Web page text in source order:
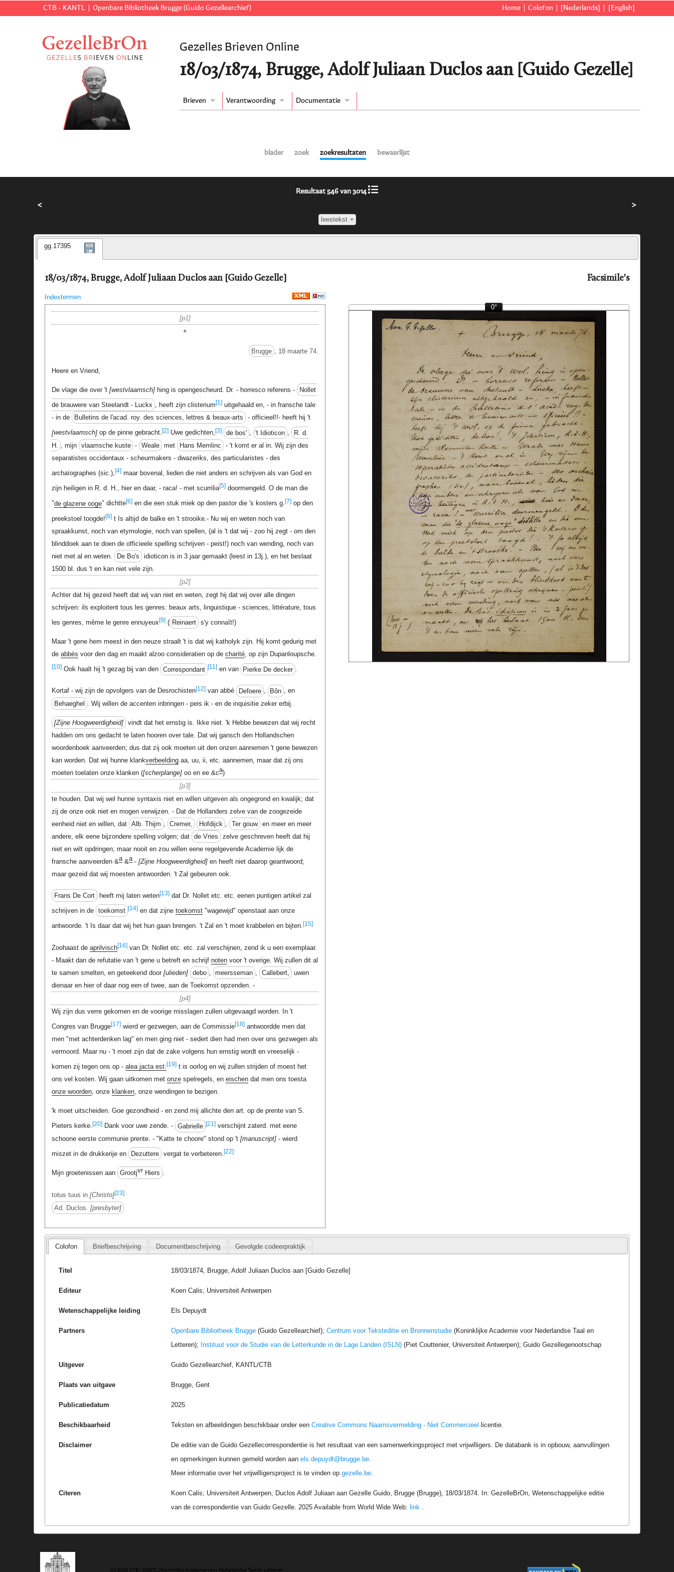
CTB - KANTL Openbare Bibliotheek Brugge (Guido Gezellearchief) Home Colofon [Nederlands] [English]
Gezelles Brieven Online
18/03/1874, Brugge, Adolf Juliaan Duclos aan [Guido Gezelle]
Brieven Verantwoording Documentatie
blader zoek zoekresultaten bewaarlijst
<
Resultaat 546 van 3014
leestekst
>
gg.17395
18/03/1874, Brugge, Adolf Juliaan Duclos aan [Guido Gezelle]
Indextermen
Facsimile's
p1
+
Brugge , 18 maarte 74.
Heere en Vriend,
De vlage die over 't westvlaamsch hing is opengescheurd. Dr. - horresco referens - Nollet
de brauwere van Steelandt - Luckx , heeft zijn clisterium[1]uitgehaald en, - in fransche tale
- in de
Bulletins de l'acad. roy. des sciences, lettres & beaux-arts - officieel!!- heeft hij 't
westvlaamsch op de pinne gebracht.[2]Uwe gedichten,[3] de bos' , 't Idioticon , R. d.
H. , mijn vlaamsche kuste - Weale met Hans Memlinc - 't komt er al in. Wij zijn des
separatistes occidentaux - scheurmakers - dwazeriks, des particularistes - des
archaïographes (sic.), [4]maar bovenal, lieden die niet anders en schrijven als van God en
zijn heiligen in R. d. H., hier en daar, - raca! - met scurrilia[5]doormengeld. O de man die
"de glazene ooge" dichtte[6]en die een stuk miek op den pastor die 's kosters g.[7]op den
preekstoel toogde![8]t Is altijd de balke en 't strooike.- Nu wij en weten noch van
spraakkunst, noch van etymologie, noch van spellen, (al is 't dat wij - zoo hij zegt - om den
blinddoek aan te doen de officieele spelling schrijven - peist!) noch van wending, noch van
niet met al en weten.
De Bo's idioticon is in 3 jaar gemaakt (leest in 13j.), en het beslaat
1500 bl. dus 't en kan niet vele zijn.
p2
Achter dat hij gezeid heeft dat wij van niet en weten, zegt hij dat wij over alle dingen
schrijven: ils exploitent tous les genres: beaux arts, linguistique - sciences, littérature, tous
les genres, même le genre ennuyeux[9]( Reinaert s'y connaît!)
Maar 't gene hem meest in den neuze straalt 't is dat wij katholyk zijn. Hij komt gedurig met
de abbés voor den dag en maakt alzoo consideratien op de charité, op zijn Dupanloupsche.
[10]Ook haalt hij 't gezag bij van den Correspondant [11]en van Pierke De decker .
Kortaf - wij zijn de opvolgers van de Desrochisten[12]van abbé Defoere , Bôn , en
Behaeghel . Wij willen de accenten inbringen - peis ik - en de inquisitie zeker erbij.
Zijne Hoogweerdigheid vindt dat het ernstig is. Ikke niet. 'k Hebbe bewezen dat wij recht
hadden om ons gedacht te laten hooren over tale. Dat wij gansch den Hollandschen
woordenboek aanveerden; dus dat zij ook moeten uit den onzen aannemen 't gene bewezen
kan worden. Dat wij hunne klankverbeeldingaa, uu, ii, etc. aannemen, maar dat zij ons
moeten toelaten onze klanken ( scherplange oo en ee &ca)
p3
te houden. Dat wij wel hunne syntaxis niet en willen uitgeven als ongegrond en kwalijk; dat
zij de onze ook niet en mogen verwijzen. - Dat de Hollanders zelve van de zoogezeide
eenheid niet en willen, dat Alb. Thijm , Cremer, Hofdijck , Ter gouw en meer en meer
andere, elk eene bijzondere spelling volgen; dat de Vries zelve geschreven heeft dat hij
niet en wilt opdringen; maar nooit en zou willen eene regelgevende Academie lijk de
fransche aanveerden &a&a- Zijne Hoogweerdigheid en heeft niet daarop geantwoord;
maar gezeid dat wij moesten antwoorden. 't Zal gebeuren ook.
Frans De Cort heeft mij laten weten[13]dat Dr. Nollet etc. etc. eenen puntigen artikel zal
schrijven in de toekomst [14]en dat zijne toekomst"wagewijd" openstaat aan onze
antwoorde. 't Is daar dat wij het hun gaan brengen. 't Zal en 't moet krabbelen en bijten.[15]
Zoohaast de aprilvisch[16]van Dr. Nollet etc. etc. zal verschijnen, zend ik u een exemplaar.
- Maakt dan de refutatie van 't gene u betreft en schrijf notenvoor 't overige. Wij zullen dit al
te samen smelten, en geteekend door ulieden debo , meersseman , Callebert,
uwen
dienaar en hier of daar nog een of twee, aan de Toekomst opzenden. -
p4
Wij zijn dus verre gekomen en de voorige misslagen zullen uitgevaagd worden. In 't
Congres van Brugge[17]wierd er gezwegen, aan de Commissie[18]antwoordde men dat
men "met achterdenken lag" en men ging niet - sedert dien had men over ons gezwegen als
vermoord. Maar nu - 't moet zijn dat de zake volgens hun ernstig wordt en vreeselijk -
komen zij tegen ons op - alea jacta est: [19]t is oorlog en wij zullen strijden of moest het
ons vel kosten. Wij gaan uitkomen met onzespelregels, en eischendat men ons toesta
onze woorden, onze klanken, onze wendingen te bezigen.
'k moet uitscheiden. Goe gezondheid - en zend mij allichte den art. op de prente van S.
Pieters kerke.[20]Dank voor uwe zende. - Gabrielle [21]verschijnt zaterd. met eene
schoone eerste communie prente. - "Katte te choore" stond op 't manuscript - wierd
miszet in de drukkerije en Dezuttere vergat te verbeteren.[22]
Mijn groetenissen aan Grootjvr Hiers .
totus tuus in Christo [23]
Ad. Duclos. presbyter
0°
Colofon Briefbeschrijving Documentbeschrijving Gevolgde codeerpraktijk
Titel 18/03/1874, Brugge, Adolf Juliaan Duclos aan [Guido Gezelle]
Editeur Koen Calis; Universiteit Antwerpen
Wetenschappelijke leiding Els Depuydt
Partners Openbare Bibliotheek Brugge (Guido Gezellearchief);Centrum voor Teksteditie en Bronnenstudie (Koninklijke Academie voor Nederlandse Taal en
Letteren); Instituut voor de Studie van de Letterkunde in de Lage Landen (ISLN) (Piet Couttenier, Universiteit Antwerpen); Guido Gezellegenootschap
Uitgever Guido Gezellearchief, KANTL/CTB
Plaats van uitgave Brugge, Gent
Publicatiedatum 2025
Beschikbaarheid Teksten en afbeeldingen beschikbaar onder eenCreative Commons Naamsvermelding - Niet Commercieel licentie.
Disclaimer
De editie van de Guido Gezellecorrespondentie is het resultaat van een samenwerkingsproject met vrijwilligers. De databank is in opbouw, aanvullingen
en opmerkingen kunnen gemeld worden aanels.depuydt@brugge.be.
Meer informatie over het vrijwilligersproject is te vinden opgezelle.be.
Citeren
Koen Calis; Universiteit Antwerpen, Duclos Adolf Juliaan aan Gezelle Guido, Brugge (Brugge), 18/03/1874. In: GezelleBrOn, Wetenschappelijke editie
van de correspondentie van Guido Gezelle. 2025 Available from World Wide Web: link .
(C) 2020 CTB - KANTL | Koninklijke Academie voor Nederlandse Taal en Letteren